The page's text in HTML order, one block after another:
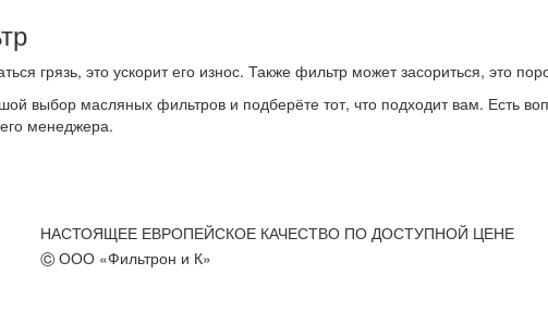
грязь, это ускорит его износ. Также фильтр может засориться, это
выбор масляных фильтров и подберёте тот, что подходит вам. Есть
менеджера.
НАСТОЯЩЕЕ ЕВРОПЕЙСКОЕ КАЧЕСТВО ПО ДОСТУПНОЙ ЦЕНЕ
© ООО «Фильтрон и К»